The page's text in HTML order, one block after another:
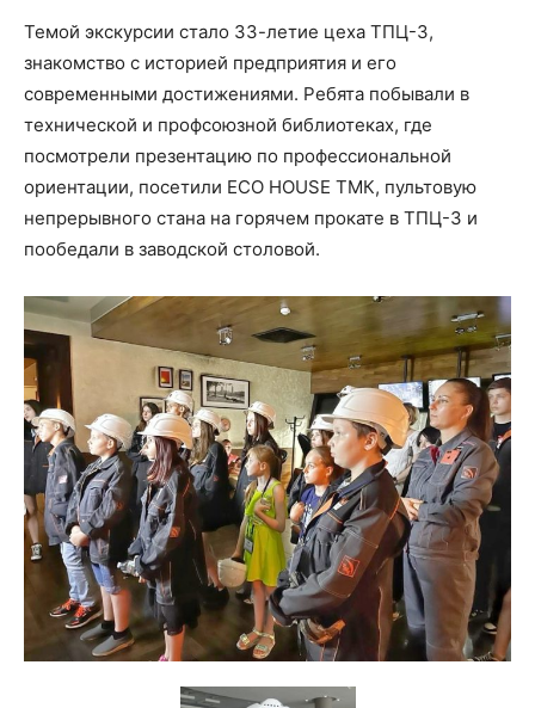
Темой экскурсии стало 33-летие цеха ТПЦ-3,
знакомство с историей предприятия и его
современными достижениями. Ребята побывали в
технической и профсоюзной библиотеках, где
посмотрели презентацию по профессиональной
ориентации, посетили ECO HOUSE ТМК, пультовую
непрерывного стана на горячем прокате в ТПЦ-3 и
пообедали в заводской столовой.